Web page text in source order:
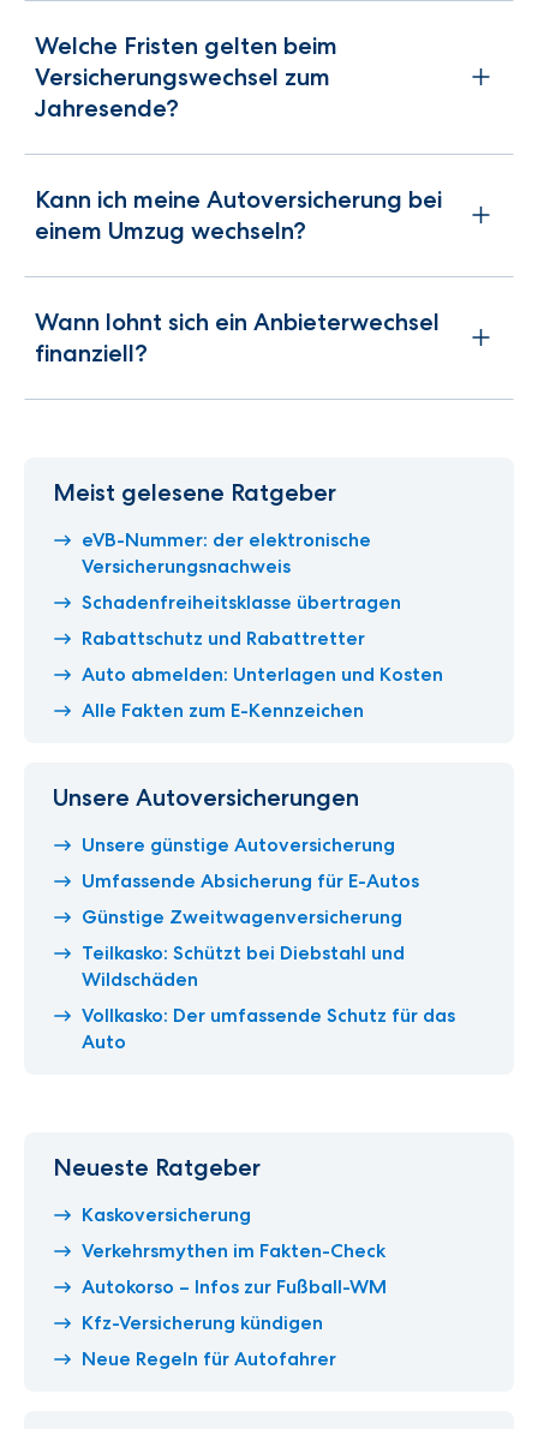
Welche Fristen gelten beim
Versicherungswechsel zum
Jahresende?
Kann ich meine Autoversicherung bei
einem Umzug wechseln?
Wann lohnt sich ein Anbieterwechsel
finanziell?
Meist gelesene Ratgeber
eVB-Nummer: der elektronische
Versicherungsnachweis
Schadenfreiheitsklasse übertragen
Rabattschutz und Rabattretter
Auto abmelden: Unterlagen und Kosten
Alle Fakten zum E-Kennzeichen
Unsere Autoversicherungen
Unsere günstige Autoversicherung
Umfassende Absicherung für E-Autos
Günstige Zweitwagenversicherung
Teilkasko: Schützt bei Diebstahl und
Wildschäden
Vollkasko: Der umfassende Schutz für das
Auto
Neueste Ratgeber
Kaskoversicherung
Verkehrsmythen im Fakten-Check
Autokorso – Infos zur Fußball-WM
Kfz-Versicherung kündigen
Neue Regeln für Autofahrer